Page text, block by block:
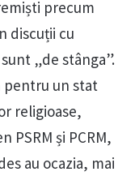
precum
discuții cu
„de stânga”.
pentru un stat
religioase,
PSRM și PCRM,
au ocazia, mai